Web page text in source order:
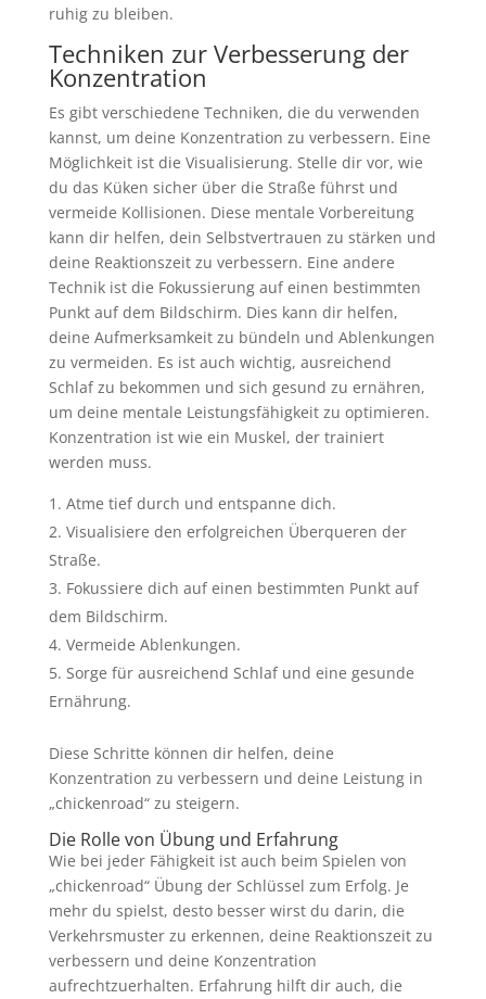
ruhig zu bleiben.
Techniken zur Verbesserung der
Konzentration
Es gibt verschiedene Techniken, die du verwenden
kannst, um deine Konzentration zu verbessern. Eine
Möglichkeit ist die Visualisierung. Stelle dir vor, wie
du das Küken sicher über die Straße führst und
vermeide Kollisionen. Diese mentale Vorbereitung
kann dir helfen, dein Selbstvertrauen zu stärken und
deine Reaktionszeit zu verbessern. Eine andere
Technik ist die Fokussierung auf einen bestimmten
Punkt auf dem Bildschirm. Dies kann dir helfen,
deine Aufmerksamkeit zu bündeln und Ablenkungen
zu vermeiden. Es ist auch wichtig, ausreichend
Schlaf zu bekommen und sich gesund zu ernähren,
um deine mentale Leistungsfähigkeit zu optimieren.
Konzentration ist wie ein Muskel, der trainiert
werden muss.
Atme tief durch und entspanne dich.
Visualisiere den erfolgreichen Überqueren der
Straße.
Fokussiere dich auf einen bestimmten Punkt auf
dem Bildschirm.
Vermeide Ablenkungen.
Sorge für ausreichend Schlaf und eine gesunde
Ernährung.
Diese Schritte können dir helfen, deine
Konzentration zu verbessern und deine Leistung in
„chickenroad“ zu steigern.
Die Rolle von Übung und Erfahrung
Wie bei jeder Fähigkeit ist auch beim Spielen von
„chickenroad“ Übung der Schlüssel zum Erfolg. Je
mehr du spielst, desto besser wirst du darin, die
Verkehrsmuster zu erkennen, deine Reaktionszeit zu
verbessern und deine Konzentration
aufrechtzuerhalten. Erfahrung hilft dir auch, die